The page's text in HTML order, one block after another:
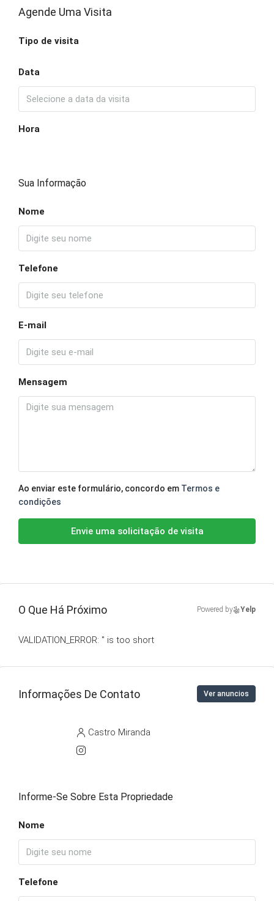
Agende Uma Visita
Tipo de visita
Data
Hora
Sua Informação
Nome
Telefone
E-mail
Mensagem
Ao enviar este formulário, concordo em Termos e
condições
Envie uma solicitação de visita
O Que Há Próximo Powered by Yelp
VALIDATION_ERROR: '' is too short
Informações De Contato Ver anuncios
Castro Miranda
Informe-Se Sobre Esta Propriedade
Nome
Telefone